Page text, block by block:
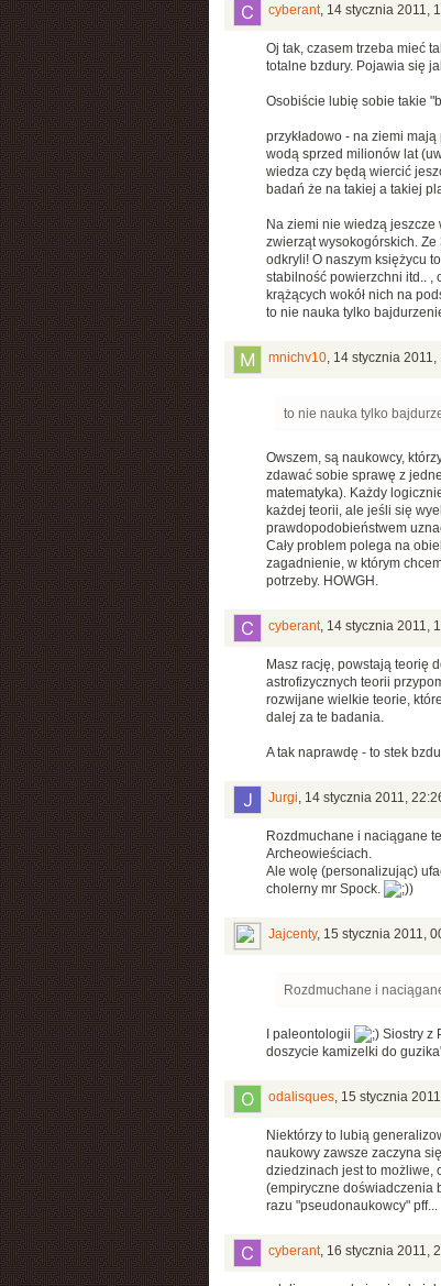
cyberant, 14 stycznia 2011,
Oj tak, czasem trzeba mieć
totalne bzdury. Pojawia się
Osobiście lubię sobie takie
przykładowo - na ziemi
wodą sprzed milionów lat
wiedza czy będą wiercić
badań że na takiej a takiej
Na ziemi nie wiedzą
zwierząt wysokogórskich. Ze
odkryli! O naszym księżycu
stabilność powierzchni itd.. ,
krążących wokół nich na
to nie nauka tylko
mnichv10, 14 stycznia 2011,
to nie nauka tylko
Owszem, są naukowcy,
zdawać sobie sprawę z
matematyka). Każdy
każdej teorii, ale jeśli się
prawdopodobieństwem
Cały problem polega na
zagadnienie, w którym
potrzeby. HOWGH.
cyberant, 14 stycznia 2011,
Masz rację, powstają teorię
astrofizycznych teorii
rozwijane wielkie teorie,
dalej za te badania.
A tak naprawdę - to stek
Jurgi, 14 stycznia 2011,
Rozdmuchane i naciągane
Archeowieściach.
Ale wolę (personalizując)
cholerny mr Spock.
)
Jajcenty, 15 stycznia 2011,
Rozdmuchane i
I paleontologii
Siostry z
doszycie kamizelki do
odalisques, 15 stycznia
Niektórzy to lubią
naukowy zawsze zaczyna
dziedzinach jest to możliwe,
(empiryczne doświadczenia
razu "pseudonaukowcy" pff...
cyberant, 16 stycznia 2011,